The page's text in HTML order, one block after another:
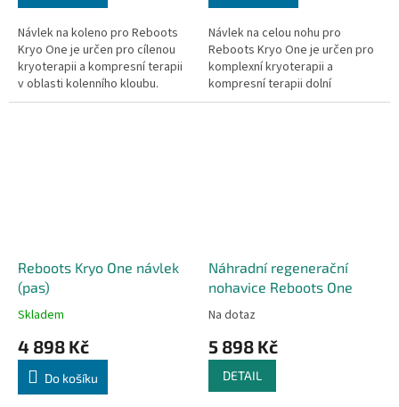
Návlek na koleno pro Reboots
Kryo One je určen pro cílenou
kryoterapii a kompresní terapii
v oblasti kolenního kloubu.
Pomáhá snižovat bolest, otoky
Návlek na celou nohu pro
Reboots Kryo One je určen pro
komplexní kryoterapii a
kompresní terapii dolní
končetiny. Pomáhá urychlit
Reboots Kryo One návlek
(pas)
Skladem
4 898 Kč
Do košíku
Náhradní regenerační
nohavice Reboots One
Na dotaz
5 898 Kč
DETAIL